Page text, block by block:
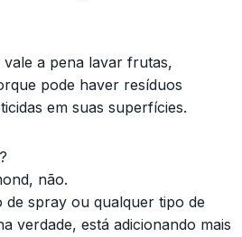
a pena lavar frutas,
pode haver resíduos
em suas superfícies.
não.
spray ou qualquer tipo de
verdade, está adicionando mais